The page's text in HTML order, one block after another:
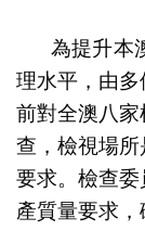
為提升本
理水平，由多
前對全澳八
查，檢視場
要求。檢查
產質量要求